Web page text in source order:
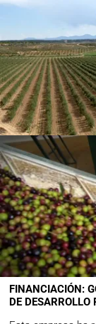
FINANCIACIÓN:
DE DESARROLLO